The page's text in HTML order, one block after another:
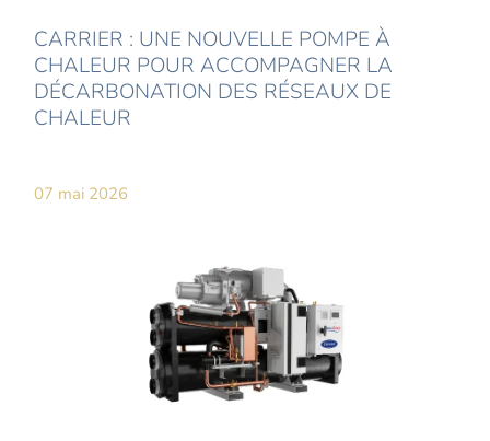
CARRIER : UNE NOUVELLE POMPE À
CHALEUR POUR ACCOMPAGNER LA
DÉCARBONATION DES RÉSEAUX DE
CHALEUR
07 mai 2026